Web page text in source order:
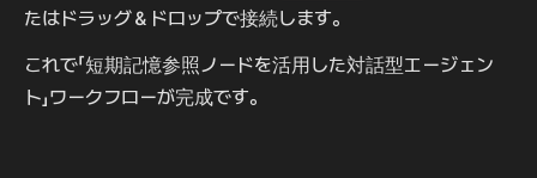
たはドラッグ＆ドロップで接続します。
これで「短期記憶参照ノードを活用した対話型エージェン
ト」ワークフローが完成です。